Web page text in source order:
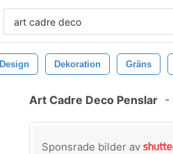
Design Dekoration Gräns
Art Cadre Deco Penslar -
Sponsrade bilder av